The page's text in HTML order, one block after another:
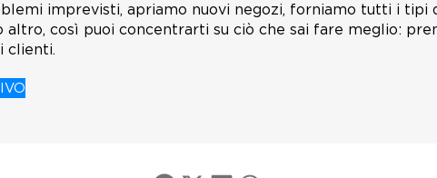
imprevisti, apriamo nuovi negozi, forniamo tutti i tipi
altro, così puoi concentrarti su ciò che sai fare meglio:
clienti.